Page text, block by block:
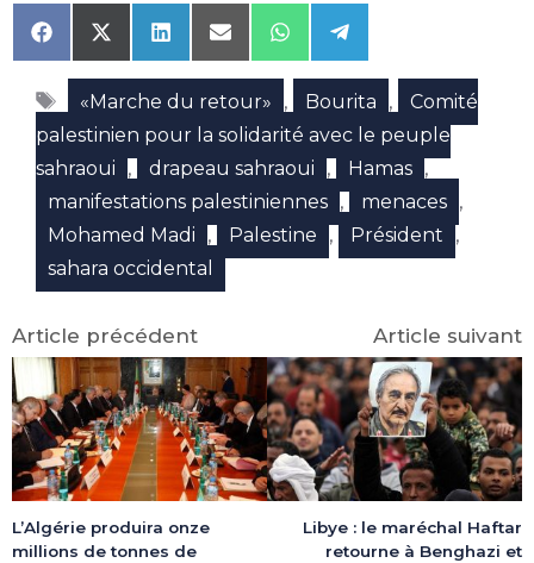
Share
on
Facebook
Share
on
X
(Twitter)
Share
on
LinkedIn
Share
on
Email
Share
on
WhatsApp
Share
on
Telegram
Étiquettes
«Marche du retour» , Bourita ,
Comité
palestinien pour la solidarité avec le peuple
sahraoui
, drapeau sahraoui , Hamas ,
manifestations palestiniennes , menaces ,
Mohamed Madi , Palestine , Président ,
sahara occidental
Article précédent
L’Algérie produira onze
millions de tonnes de
Article suivant
Libye : le maréchal Haftar
retourne à Benghazi et